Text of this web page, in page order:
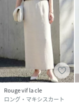
Rouge vif la cle
ロング・マキシスカート